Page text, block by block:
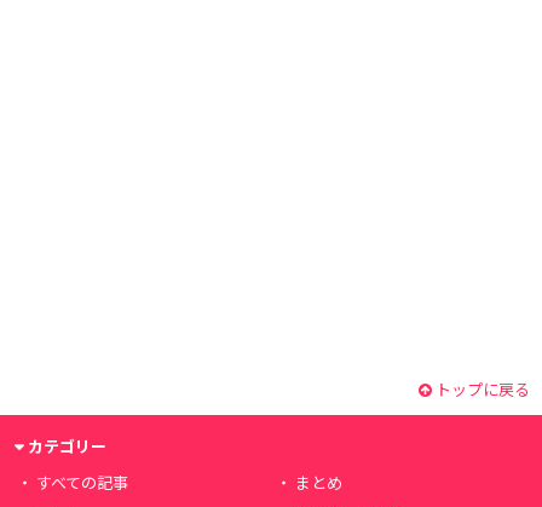
トップに戻る
カテゴリー
すべての記事
まとめ